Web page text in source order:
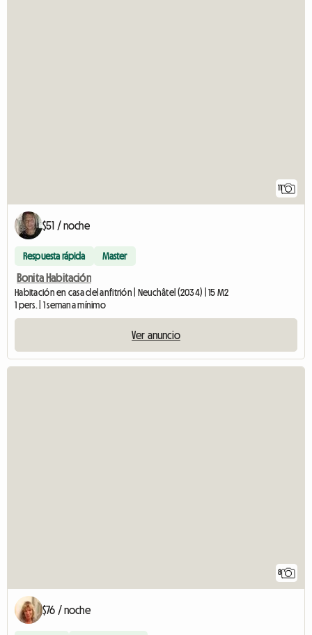
11
$51 / noche
Respuesta rápida Master
Bonita Habitación
Habitación en casa del anfitrión | Neuchâtel (2034) | 15 M2
1 pers. | 1 semana mínimo
Ver anuncio
8
$76 / noche